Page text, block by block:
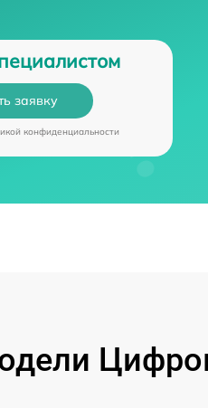
заявку
конфиденциальности